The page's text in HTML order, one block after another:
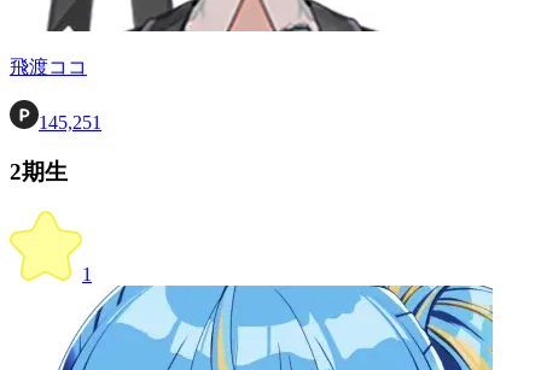
飛渡ココ
145,251
2期生
1